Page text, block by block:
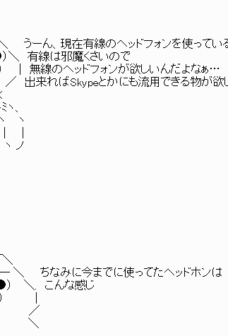
ん、現在有線のヘッドフォンを使ってい
有線は邪魔くさいので
線のヘッドフォンが欲しいんだよなぁ…
ればSkypeとかにも流用できる物が欲
、
ヽ
|
ノ
みに今までに使ってたヘッドホンは
＼. こんな感じ
） |
／